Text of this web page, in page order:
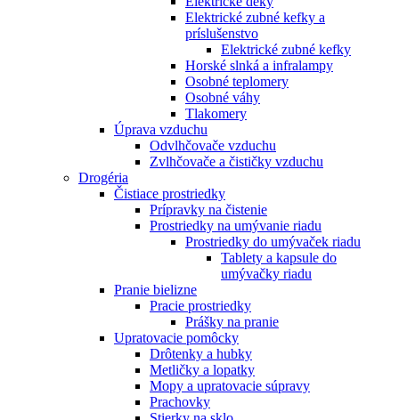
Elektrické zubné kefky a
príslušenstvo
Elektrické zubné kefky
Horské slnká a infralampy
Osobné teplomery
Osobné váhy
Tlakomery
Úprava vzduchu
Odvlhčovače vzduchu
Zvlhčovače a čističky vzduchu
Drogéria
Čistiace prostriedky
Prípravky na čistenie
Prostriedky na umývanie riadu
Prostriedky do umývaček riadu
Tablety a kapsule do
umývačky riadu
Pranie bielizne
Pracie prostriedky
Prášky na pranie
Upratovacie pomôcky
Drôtenky a hubky
Metličky a lopatky
Mopy a upratovacie súpravy
Prachovky